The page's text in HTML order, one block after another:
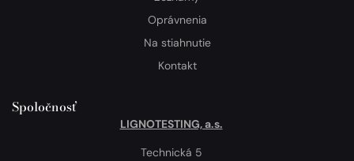
Oprávnenia
Na stiahnutie
Kontakt
Spoločnosť
LIGNOTESTING, a.s.
Technická 5